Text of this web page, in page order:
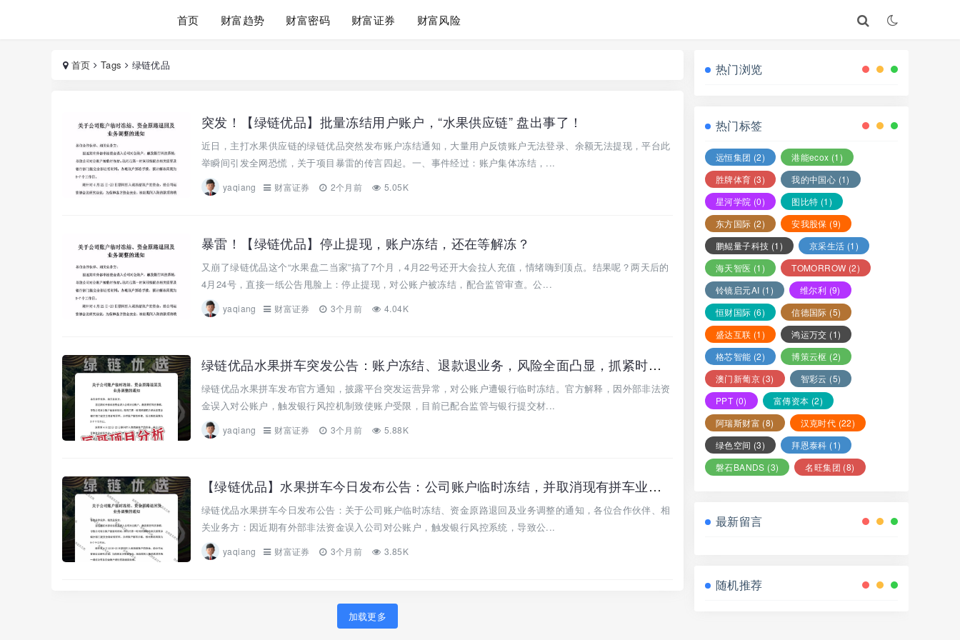
首页 财富趋势 财富密码 财富证券 财富风险
首页 Tags 绿链优品
突发！【绿链优品】批量冻结用户账户，“水果供应链” 盘出事了！
近日，主打水果供应链的绿链优品突然发布账户冻结通知，大量用户反馈账户无法登录、余额无法提现，平台此
举瞬间引发全网恐慌，关于项目暴雷的传言四起。一、事件经过：账户集体冻结，...
yaqiang 财富证券 2个月前 5.05K
暴雷！【绿链优品】停止提现，账户冻结，还在等解冻？
又崩了绿链优品这个“水果盘二当家”搞了7个月，4月22号还开大会拉人充值，情绪嗨到顶点。结果呢？两天后的
4月24号，直接一纸公告甩脸上：停止提现，对公账户被冻结，配合监管审查。公...
yaqiang 财富证券 3个月前 4.04K
绿链优品水果拼车突发公告：账户冻结、退款退业务，风险全面凸显，抓紧时间撤离！
绿链优品水果拼车发布官方通知，披露平台突发运营异常，对公账户遭银行临时冻结。官方解释，因外部非法资
金误入对公账户，触发银行风控机制致使账户受限，目前已配合监管与银行提交材...
yaqiang 财富证券 3个月前 5.88K
【绿链优品】水果拼车今日发布公告：公司账户临时冻结，并取消现有拼车业务，你安全撤离了吗？
绿链优品水果拼车今日发布公告：关于公司账户临时冻结、资金原路退回及业务调整的通知，各位合作伙伴、相
关业务方：因近期有外部非法资金误入公司对公账户，触发银行风控系统，导致公...
yaqiang 财富证券 3个月前 3.85K
加载更多
热门浏览
热门标签
远恒集团 (2) 港能ecox (1)
胜牌体育 (3) 我的中国心 (1)
星河学院 (0) 图比特 (1)
东方国际 (2) 安我股保 (9)
鹏鲲量子科技 (1) 京采生活 (1)
海天智医 (1) TOMORROW (2)
铃镜启元AI (1) 维尔利 (9)
恒财国际 (6) 信德国际 (5)
盛达互联 (1) 鸿运万交 (1)
格芯智能 (2) 博策云枢 (2)
澳门新葡京 (3) 智彩云 (5)
PPT (0) 富傳资本 (2)
阿瑞斯财富 (8) 汉克时代 (22)
绿色空间 (3) 拜恩泰科 (1)
磐石BANDS (3) 名旺集团 (8)
最新留言
随机推荐